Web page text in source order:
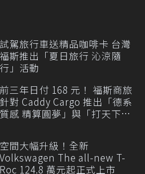
試駕旅行車送精品咖啡卡 台灣
福斯推出「夏日旅行 沁涼隨
行」活動
前三年日付 168 元！ 福斯商旅
針對 Caddy Cargo 推出「德系
質感 精算圓夢」與「打天下」
空間大幅升級！全新
Volkswagen The all-new T-
Roc 124.8 萬元起正式上市